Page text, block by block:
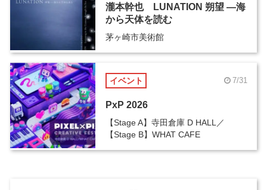
瀧本幹也 LUNATION 朔望 ―海
から天体を読む
茅ヶ崎市美術館
イベント 7/31
PxP 2026
【Stage A】寺田倉庫 D HALL／
【Stage B】WHAT CAFE